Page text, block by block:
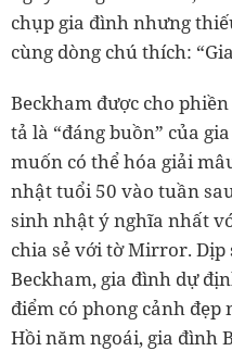
chụp gia đình nhưng
cùng dòng chú thích:
Beckham được cho
tả là “đáng buồn” của
muốn có thể hóa giải
nhật tuổi 50 vào tuần
sinh nhật ý nghĩa nhất
chia sẻ với tờ Mirror.
Beckham, gia đình dự
điểm có phong cảnh
Hồi năm ngoái, gia đình